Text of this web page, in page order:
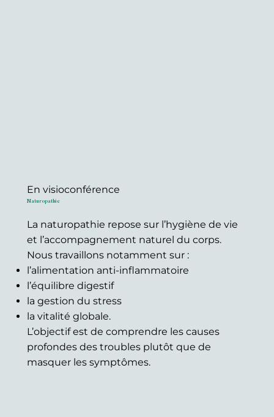
En visioconférence
Naturopathie
La naturopathie repose sur l’hygiène de vie
et l’accompagnement naturel du corps.
Nous travaillons notamment sur :
l’alimentation anti-inflammatoire
l’équilibre digestif
la gestion du stress
la vitalité globale.
L’objectif est de comprendre les causes
profondes des troubles plutôt que de
masquer les symptômes.